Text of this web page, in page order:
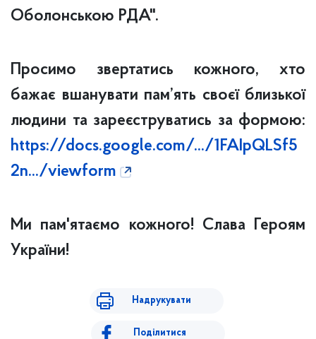
Оболонською РДА".
Просимо звертатись кожного, хто
бажає вшанувати пам’ять своєї близької
людини та зареєструватись за формою:
https://docs.google.com/.../1FAIpQLSf5
2n.../viewform
Ми пам'ятаємо кожного! Слава Героям
України!
Надрукувати
Поділитися